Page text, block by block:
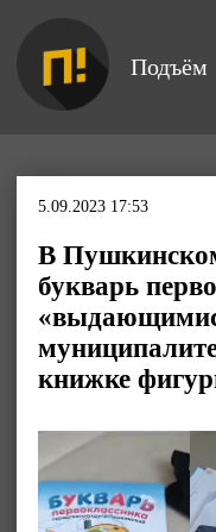
Подъём
5.09.2023 17:53
В
букварь
книжке